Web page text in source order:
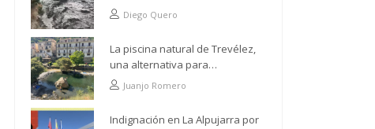
Grande a su paso por Trevélez
Diego Quero
La piscina natural de Trevélez,
una alternativa para
refrescarse desde lo más alto
Juanjo Romero
Indignación en La Alpujarra por